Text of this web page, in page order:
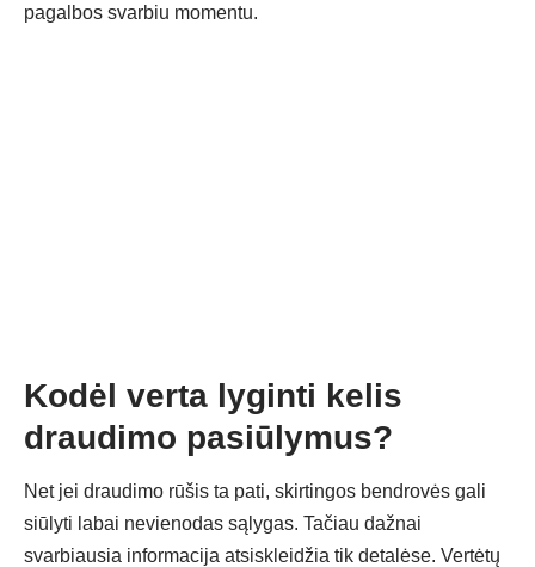
pagalbos svarbiu momentu.
Kodėl verta lyginti kelis
draudimo pasiūlymus?
Net jei draudimo rūšis ta pati, skirtingos bendrovės gali
siūlyti labai nevienodas sąlygas. Tačiau dažnai
svarbiausia informacija atsiskleidžia tik detalėse. Vertėtų